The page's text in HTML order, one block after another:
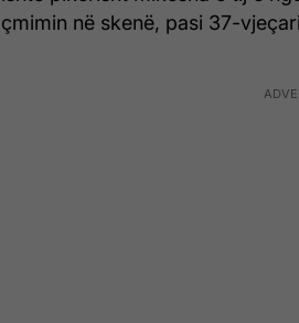
çmimin në skenë, pasi 37-